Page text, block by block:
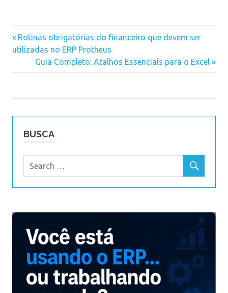
estoque
financeiro
instagram
Navegação
Previous
Post:
Rotinas obrigatórias do financeiro que devem ser
utilizadas no ERP Protheus
Next
Post:
Guia Completo: Atalhos Essenciais para o Excel
BUSCA